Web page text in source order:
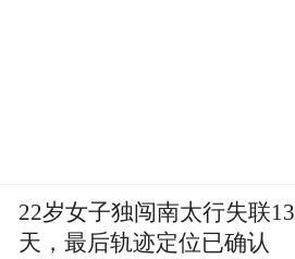
22岁女子独闯南太行失联13
天，最后轨迹定位已确认